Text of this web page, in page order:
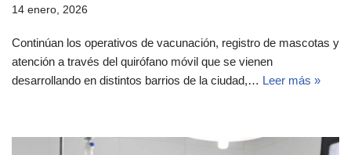
14 enero, 2026
Continúan los operativos de vacunación, registro de mascotas y
atención a través del quirófano móvil que se vienen
desarrollando en distintos barrios de la ciudad,… Leer más »